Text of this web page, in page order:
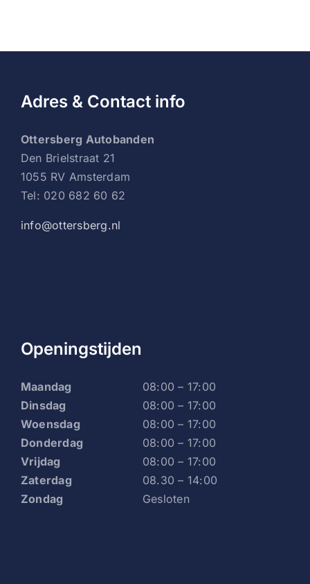
Adres & Contact info
Ottersberg Autobanden
Den Brielstraat 21
1055 RV Amsterdam
Tel: 020 682 60 62
info@ottersberg.nl
Openingstijden
Maandag
08:00 – 17:00
Dinsdag
08:00 – 17:00
Woensdag
08:00 – 17:00
Donderdag
08:00 – 17:00
Vrijdag
08:00 – 17:00
Zaterdag
08.30 – 14:00
Zondag
Gesloten